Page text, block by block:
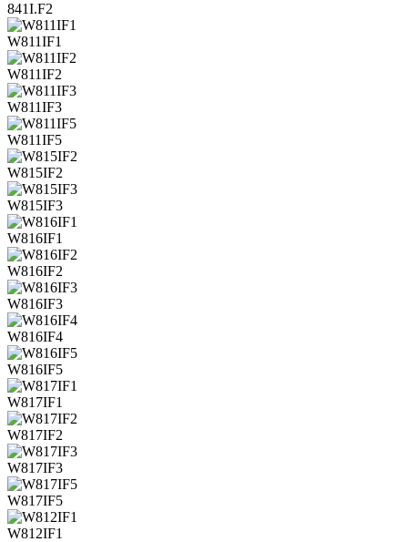
841I.F2
W811IF1
W811IF2
W811IF3
W811IF5
W815IF2
W815IF3
W816IF1
W816IF2
W816IF3
W816IF4
W816IF5
W817IF1
W817IF2
W817IF3
W817IF5
W812IF1